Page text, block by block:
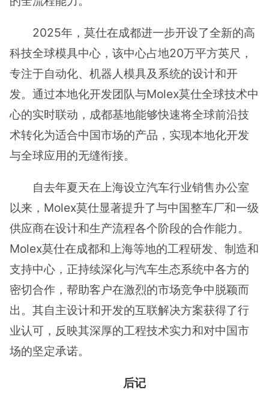
2025年，莫仕在成都进一步开设了全新的高
科技全球模具中心，该中心占地20万平方英尺，
专注于自动化、机器人模具及系统的设计和开
发。通过本地化开发团队与Molex莫仕全球技术中
心的实时联动，成都基地能够快速将全球前沿技
术转化为适合中国市场的产品，实现本地化开发
与全球应用的无缝衔接。
自去年夏天在上海设立汽车行业销售办公室
以来，Molex莫仕显著提升了与中国整车厂和一级
供应商在设计和生产流程各个阶段的合作能力。
Molex莫仕在成都和上海等地的工程研发、制造和
支持中心，正持续深化与汽车生态系统中各方的
密切合作，帮助客户在激烈的市场竞争中脱颖而
出。其自主设计和开发的互联解决方案获得了行
业认可，反映其深厚的工程技术实力和对中国市
场的坚定承诺。
后记